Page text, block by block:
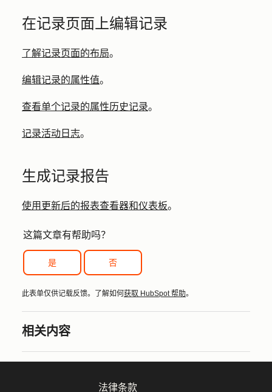
在记录页面上编辑记录
了解记录页面的布局。
编辑记录的属性值。
查看单个记录的属性历史记录。
记录活动日志。
生成记录报告
使用更新后的报表查看器和仪表板。
这篇文章有帮助吗？
是 否
此表单仅供记载反馈。了解如何 获取 HubSpot 帮助。
相关内容
法律条款